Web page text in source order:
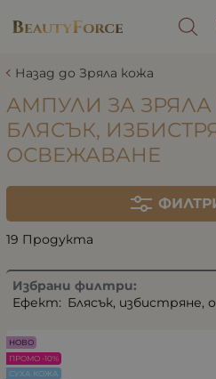
Назад до Зряла кожа
АМПУЛИ ЗА
БЛЯСЪК,
ОСВЕЖАВАНЕ
19 Продукта
Избрани филтри:
Ефект: Блясък, избистряне,
НОВО
ПРОМО -10%
СУХА КОЖА